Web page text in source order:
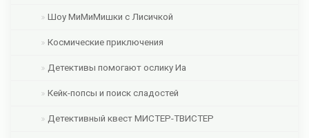
Шоу МиМиМишки с Лисичкой
Космические приключения
Детективы помогают ослику Иа
Кейк-попсы и поиск сладостей
Детективный квест МИСТЕР-ТВИСТЕР